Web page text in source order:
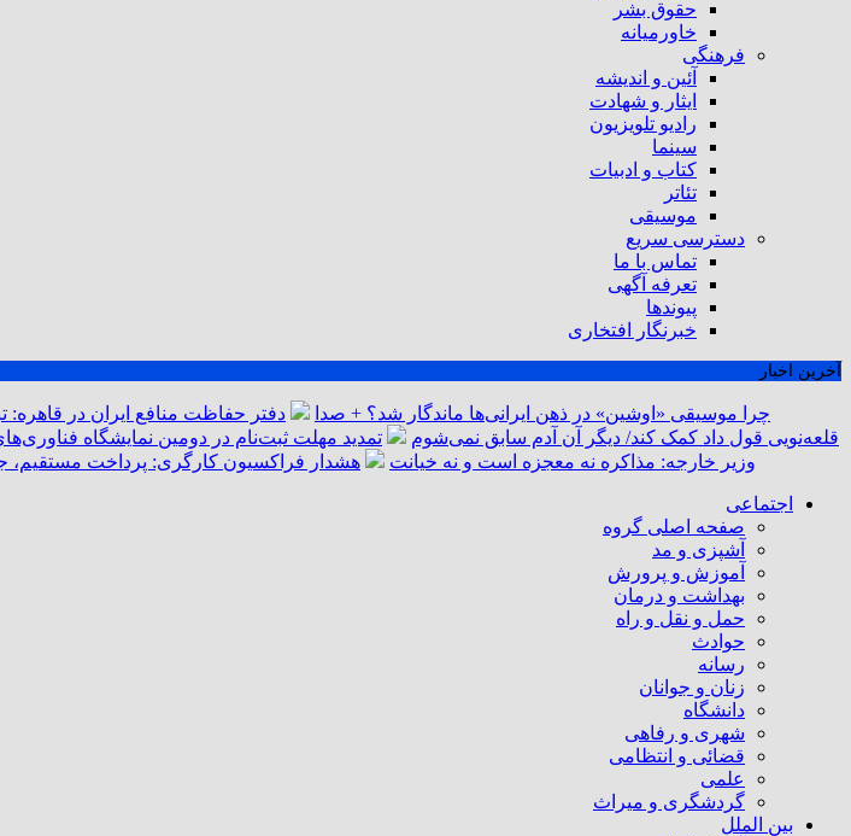
حقوق بشر
خاورمیانه
فرهنگی
آئین و اندیشه
ایثار و شهادت
رادیو تلویزیون
سینما
کتاب و ادبیات
تئاتر
موسیقی
دسترسی سریع
تماس با ما
تعرفه آگهی
پیوندها
خبرنگار افتخاری
آخرین اخبار
چرا موسیقی «اوشین» در ذهن ایرانی‌ها ماندگار شد؟ + صدا دفتر حفاظت منافع ایران در
قلعه‌نویی قول داد کمک کند/ دیگر آن آدم سابق نمی‌شوم
تمدید مهلت ثبت‌نام در دومین نمایشگاه
وزیر خارجه: مذاکره نه معجزه است و نه خیانت
هشدار فراکسیون کارگری: پرداخت
اجتماعی
صفحه اصلی گروه
آشپزی و مد
آموزش و پرورش
بهداشت و درمان
حمل و نقل و راه
حوادث
رسانه
زنان و جوانان
دانشگاه
شهری و رفاهی
قضائی و انتظامی
علمی
گردشگری و میراث
بین الملل